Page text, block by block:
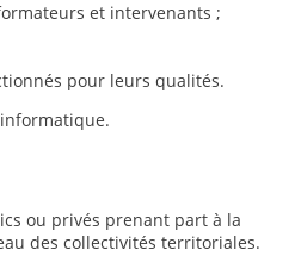
et intervenants ;
pour leurs qualités.
ou privés prenant part à la
des collectivités territoriales.